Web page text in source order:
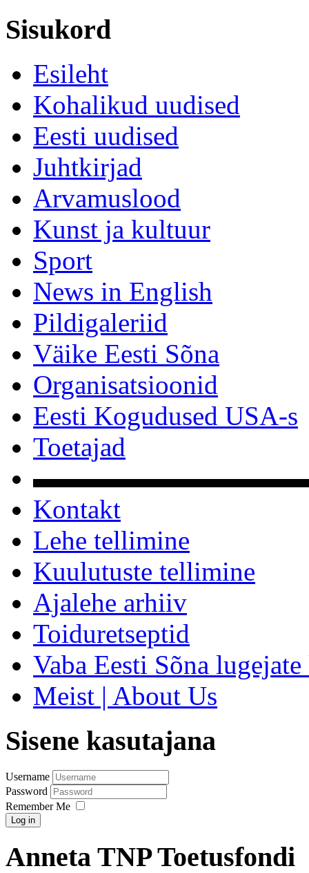
Sisukord
Esileht
Kohalikud uudised
Eesti uudised
Juhtkirjad
Arvamuslood
Kunst ja kultuur
Sport
News in English
Pildigaleriid
Väike Eesti Sõna
Organisatsioonid
Eesti Kogudused USA-s
Toetajad
Kontakt
Lehe tellimine
Kuulutuste tellimine
Ajalehe arhiiv
Toiduretseptid
Vaba Eesti Sõna
Meist | About Us
Sisene kasutajana
Username
Password
Remember Me
Log in
Anneta TNP Toetusfondi